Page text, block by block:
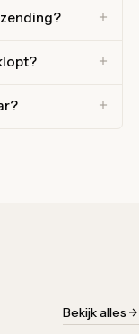
Bekijk alles